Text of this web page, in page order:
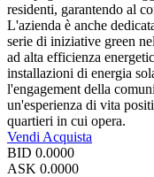
residenti, garantendo al
L'azienda è anche
serie di iniziative green
ad alta efficienza
installazioni di energia
l'engagement della
un'esperienza di vita
quartieri in cui opera.
Vendi Acquista
BID 0.0000
ASK 0.0000